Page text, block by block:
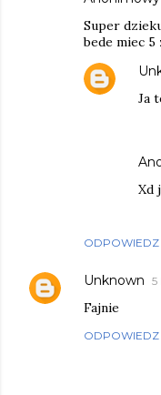
Super
bede miec 5
ODPOWIEDZ
Ja
Xd
Unknown 5
Fajnie
ODPOWIEDZ